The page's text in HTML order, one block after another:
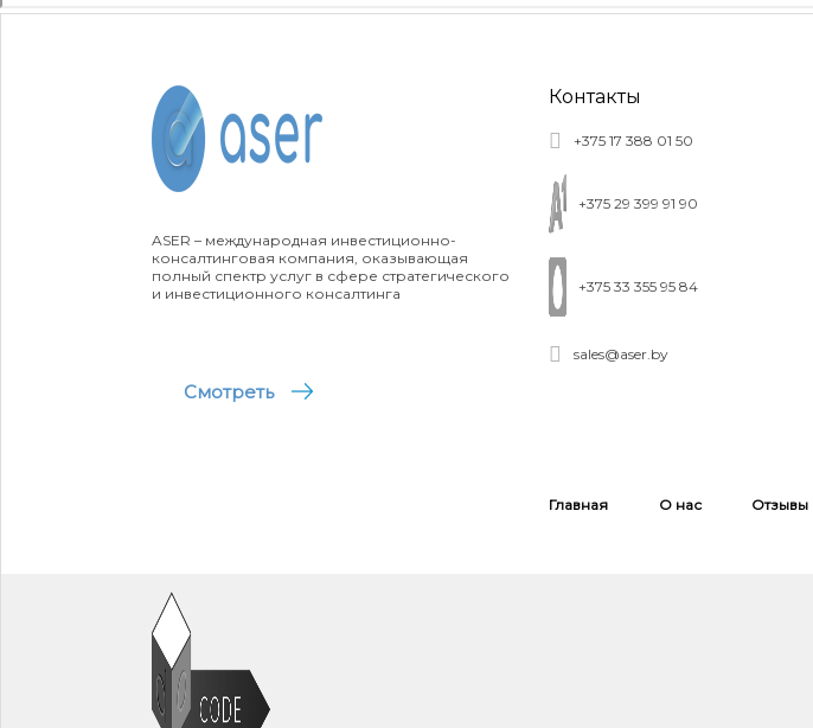
ASER – международная инвестиционно-
консалтинговая компания, оказывающая
полный спектр услуг в сфере стратегического
и инвестиционного консалтинга
Смотреть
Контакты
+375 17 388 01 50
+375 29 399 91 90
+375 33 355 95 84
sales@aser.by
Главная О нас Отзывы